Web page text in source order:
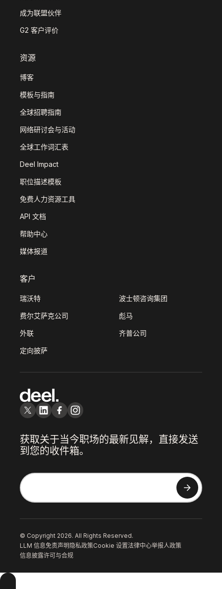
成为联盟伙伴
G2 客户评价
资源
博客
模板与指南
全球招聘指南
网络研讨会与活动
全球工作词汇表
Deel Impact
职位描述模板
免费人力资源工具
API 文档
帮助中心
媒体报道
客户
瑞沃特 波士顿咨询集团
费尔艾萨克公司 彪马
外联 齐普公司
定向披萨
获取关于当今职场的最新见解，直接发送
到您的收件箱。
© Copyright 2026. All Rights Reserved.
LLM 信息免责声明隐私政策Cookie 设置法律中心举报人政策
信息披露许可与合规